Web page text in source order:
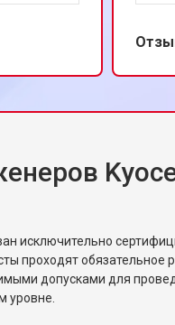
Ремонт
исключительно
проходят обязательное
допусками для
уровне.